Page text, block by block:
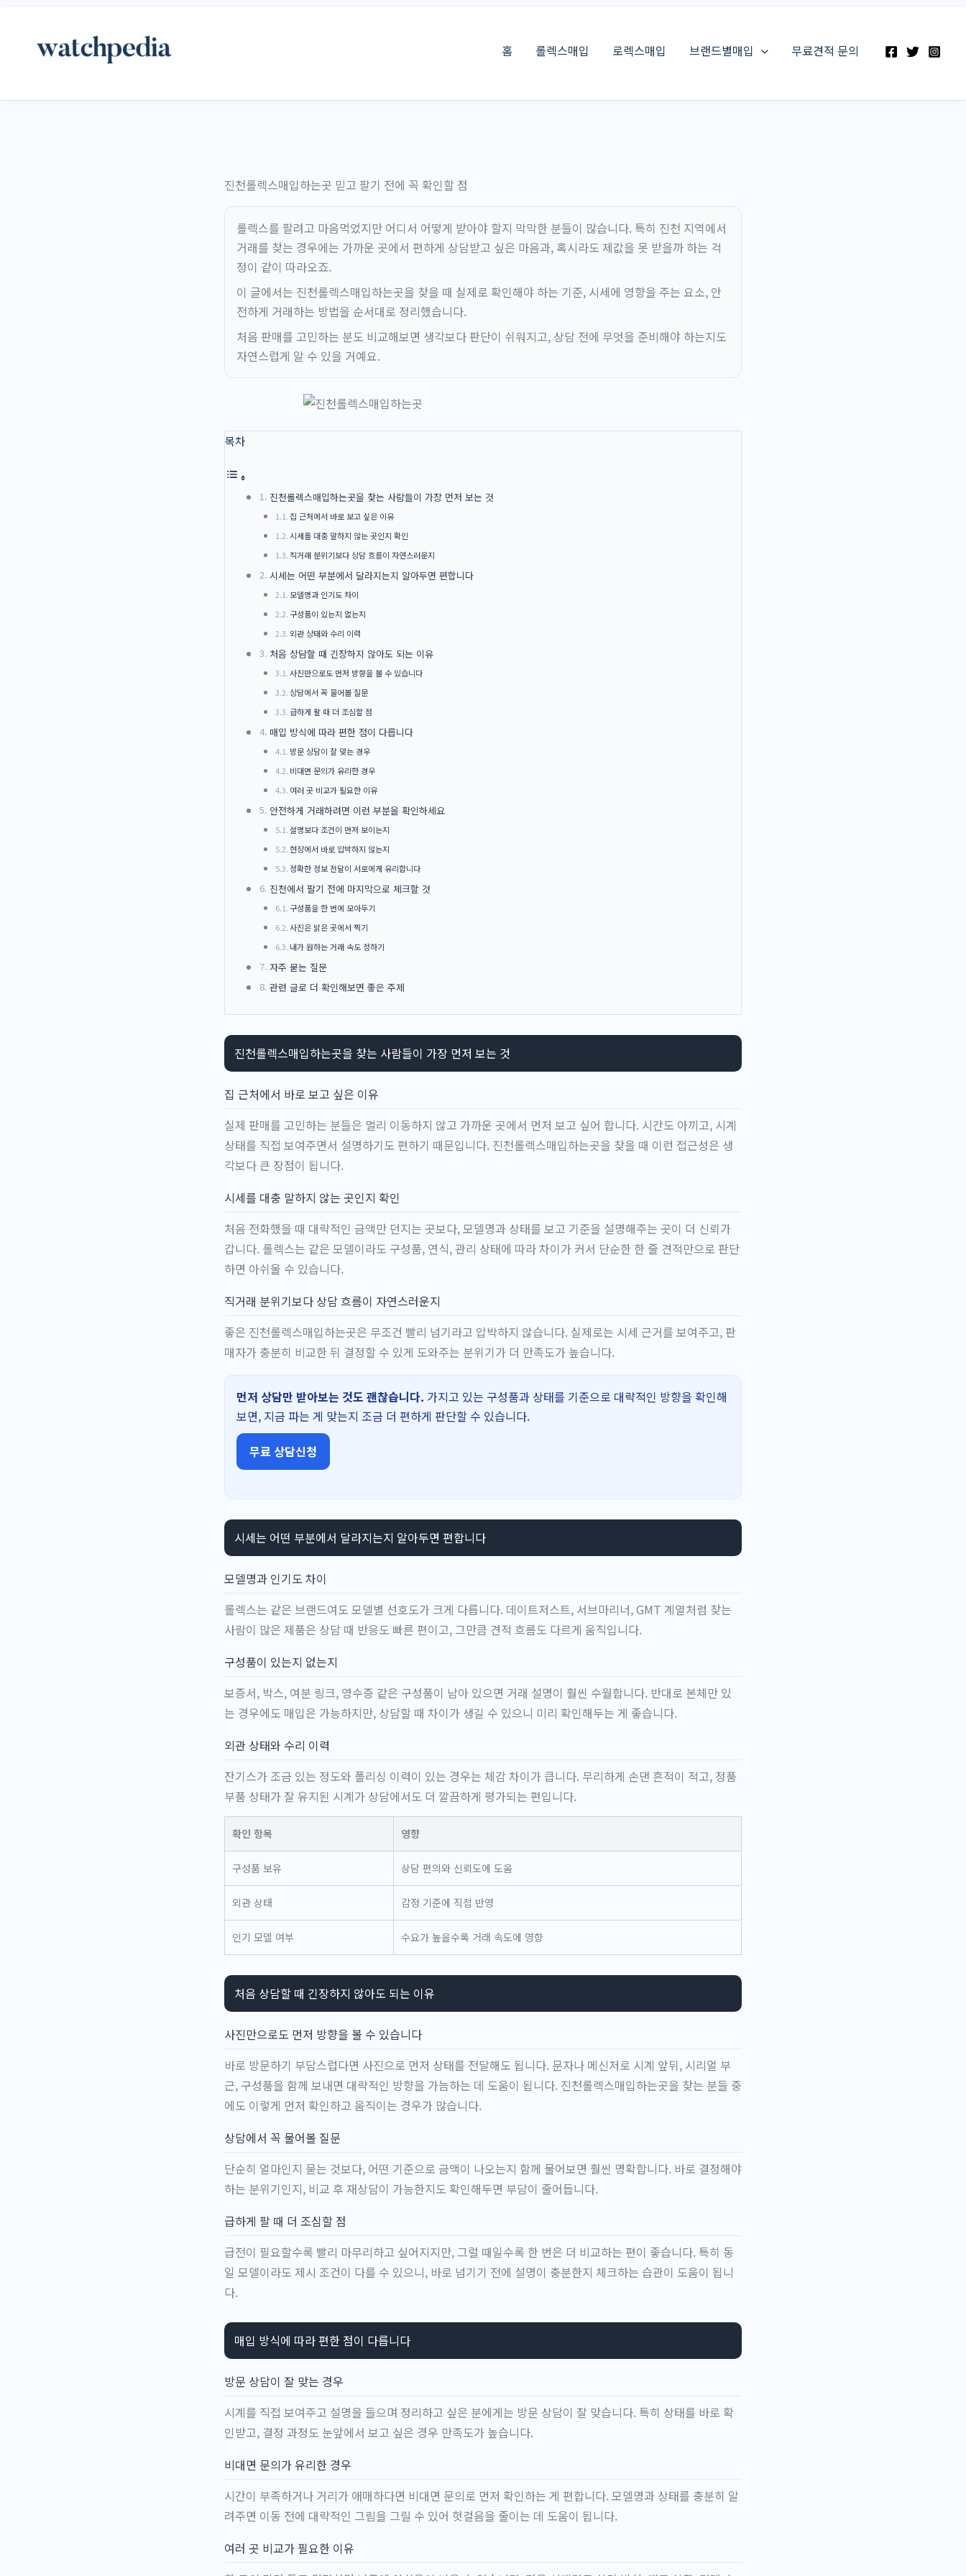
홈 롤렉스매입 로렉스매입 브랜드별매입 무료견적 문의
진천롤렉스매입하는곳 믿고 팔기 전에 꼭 확인할 점
롤렉스를 팔려고 마음먹었지만 어디서 어떻게 받아야 할지 막막한 분들이 많습니다. 특히 진천 지역에서
거래를 찾는 경우에는 가까운 곳에서 편하게 상담받고 싶은 마음과, 혹시라도 제값을 못 받을까 하는 걱
정이 같이 따라오죠.
이 글에서는 진천롤렉스매입하는곳을 찾을 때 실제로 확인해야 하는 기준, 시세에 영향을 주는 요소, 안
전하게 거래하는 방법을 순서대로 정리했습니다.
처음 판매를 고민하는 분도 비교해보면 생각보다 판단이 쉬워지고, 상담 전에 무엇을 준비해야 하는지도
자연스럽게 알 수 있을 거예요.
목차
진천롤렉스매입하는곳을 찾는 사람들이 가장 먼저 보는 것
집 근처에서 바로 보고 싶은 이유
시세를 대충 말하지 않는 곳인지 확인
직거래 분위기보다 상담 흐름이 자연스러운지
시세는 어떤 부분에서 달라지는지 알아두면 편합니다
모델명과 인기도 차이
구성품이 있는지 없는지
외관 상태와 수리 이력
처음 상담할 때 긴장하지 않아도 되는 이유
사진만으로도 먼저 방향을 볼 수 있습니다
상담에서 꼭 물어볼 질문
급하게 팔 때 더 조심할 점
매입 방식에 따라 편한 점이 다릅니다
방문 상담이 잘 맞는 경우
비대면 문의가 유리한 경우
여러 곳 비교가 필요한 이유
안전하게 거래하려면 이런 부분을 확인하세요
설명보다 조건이 먼저 보이는지
현장에서 바로 압박하지 않는지
정확한 정보 전달이 서로에게 유리합니다
진천에서 팔기 전에 마지막으로 체크할 것
구성품을 한 번에 모아두기
사진은 밝은 곳에서 찍기
내가 원하는 거래 속도 정하기
자주 묻는 질문
관련 글로 더 확인해보면 좋은 주제
진천롤렉스매입하는곳을 찾는 사람들이 가장 먼저 보는 것
집 근처에서 바로 보고 싶은 이유
실제 판매를 고민하는 분들은 멀리 이동하지 않고 가까운 곳에서 먼저 보고 싶어 합니다. 시간도 아끼고, 시계
상태를 직접 보여주면서 설명하기도 편하기 때문입니다. 진천롤렉스매입하는곳을 찾을 때 이런 접근성은 생
각보다 큰 장점이 됩니다.
시세를 대충 말하지 않는 곳인지 확인
처음 전화했을 때 대략적인 금액만 던지는 곳보다, 모델명과 상태를 보고 기준을 설명해주는 곳이 더 신뢰가
갑니다. 롤렉스는 같은 모델이라도 구성품, 연식, 관리 상태에 따라 차이가 커서 단순한 한 줄 견적만으로 판단
하면 아쉬울 수 있습니다.
직거래 분위기보다 상담 흐름이 자연스러운지
좋은 진천롤렉스매입하는곳은 무조건 빨리 넘기라고 압박하지 않습니다. 실제로는 시세 근거를 보여주고, 판
매자가 충분히 비교한 뒤 결정할 수 있게 도와주는 분위기가 더 만족도가 높습니다.
먼저 상담만 받아보는 것도 괜찮습니다. 가지고 있는 구성품과 상태를 기준으로 대략적인 방향을 확인해
보면, 지금 파는 게 맞는지 조금 더 편하게 판단할 수 있습니다.
무료 상담신청
시세는 어떤 부분에서 달라지는지 알아두면 편합니다
모델명과 인기도 차이
롤렉스는 같은 브랜드여도 모델별 선호도가 크게 다릅니다. 데이트저스트, 서브마리너, GMT 계열처럼 찾는
사람이 많은 제품은 상담 때 반응도 빠른 편이고, 그만큼 견적 흐름도 다르게 움직입니다.
구성품이 있는지 없는지
보증서, 박스, 여분 링크, 영수증 같은 구성품이 남아 있으면 거래 설명이 훨씬 수월합니다. 반대로 본체만 있
는 경우에도 매입은 가능하지만, 상담할 때 차이가 생길 수 있으니 미리 확인해두는 게 좋습니다.
외관 상태와 수리 이력
잔기스가 조금 있는 정도와 폴리싱 이력이 있는 경우는 체감 차이가 큽니다. 무리하게 손댄 흔적이 적고, 정품
부품 상태가 잘 유지된 시계가 상담에서도 더 깔끔하게 평가되는 편입니다.
확인 항목 영향
구성품 보유 상담 편의와 신뢰도에 도움
외관 상태 감정 기준에 직접 반영
인기 모델 여부 수요가 높을수록 거래 속도에 영향
처음 상담할 때 긴장하지 않아도 되는 이유
사진만으로도 먼저 방향을 볼 수 있습니다
바로 방문하기 부담스럽다면 사진으로 먼저 상태를 전달해도 됩니다. 문자나 메신저로 시계 앞뒤, 시리얼 부
근, 구성품을 함께 보내면 대략적인 방향을 가늠하는 데 도움이 됩니다. 진천롤렉스매입하는곳을 찾는 분들 중
에도 이렇게 먼저 확인하고 움직이는 경우가 많습니다.
상담에서 꼭 물어볼 질문
단순히 얼마인지 묻는 것보다, 어떤 기준으로 금액이 나오는지 함께 물어보면 훨씬 명확합니다. 바로 결정해야
하는 분위기인지, 비교 후 재상담이 가능한지도 확인해두면 부담이 줄어듭니다.
급하게 팔 때 더 조심할 점
급전이 필요할수록 빨리 마무리하고 싶어지지만, 그럴 때일수록 한 번은 더 비교하는 편이 좋습니다. 특히 동
일 모델이라도 제시 조건이 다를 수 있으니, 바로 넘기기 전에 설명이 충분한지 체크하는 습관이 도움이 됩니
다.
매입 방식에 따라 편한 점이 다릅니다
방문 상담이 잘 맞는 경우
시계를 직접 보여주고 설명을 들으며 정리하고 싶은 분에게는 방문 상담이 잘 맞습니다. 특히 상태를 바로 확
인받고, 결정 과정도 눈앞에서 보고 싶은 경우 만족도가 높습니다.
비대면 문의가 유리한 경우
시간이 부족하거나 거리가 애매하다면 비대면 문의로 먼저 확인하는 게 편합니다. 모델명과 상태를 충분히 알
려주면 이동 전에 대략적인 그림을 그릴 수 있어 헛걸음을 줄이는 데 도움이 됩니다.
여러 곳 비교가 필요한 이유